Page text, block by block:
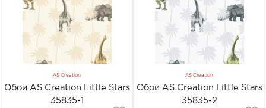
AS Creation
Обои AS Creation Little Stars
35835-1
AS Creation
Обои AS Creation Little Stars
35835-2